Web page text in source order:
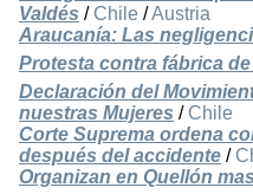
Valdés / Chile /Austria
Araucanía: Las
Protesta contra fábrica
Declaración del
nuestras Mujeres / Chile
Corte Suprema ordena
después del accidente /
Organizan en Quellón